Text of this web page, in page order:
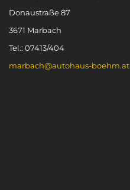
Donaustraße 87
3671 Marbach
Tel.: 07413/404
marbach@autohaus-boehm.at